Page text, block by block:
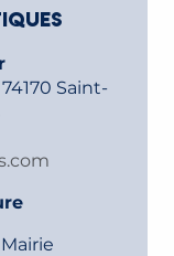
Saint-